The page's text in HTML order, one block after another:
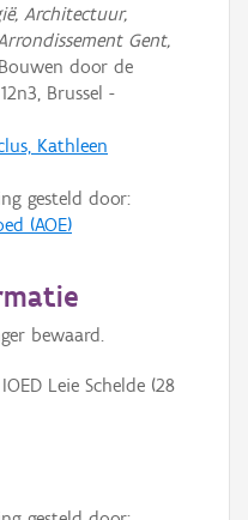
Architectuur,
Gent,
door de
Brussel -
Kathleen
gesteld door:
(AOE)
bewaard.
Leie Schelde (28